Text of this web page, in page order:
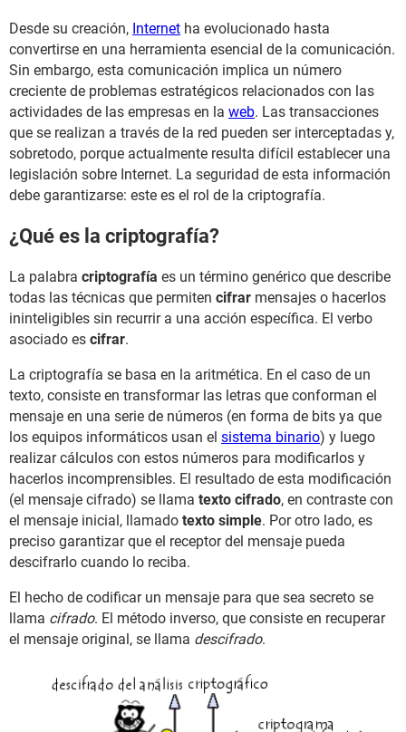
Desde su creación, Internet ha evolucionado hasta
convertirse en una herramienta esencial de la comunicación.
Sin embargo, esta comunicación implica un número
creciente de problemas estratégicos relacionados con las
actividades de las empresas en la web. Las transacciones
que se realizan a través de la red pueden ser interceptadas y,
sobretodo, porque actualmente resulta difícil establecer una
legislación sobre Internet. La seguridad de esta información
debe garantizarse: este es el rol de la criptografía.
¿Qué es la criptografía?
La palabra criptografía es un término genérico que describe
todas las técnicas que permiten cifrar mensajes o hacerlos
ininteligibles sin recurrir a una acción específica. El verbo
asociado es cifrar.
La criptografía se basa en la aritmética. En el caso de un
texto, consiste en transformar las letras que conforman el
mensaje en una serie de números (en forma de bits ya que
los equipos informáticos usan el sistema binario) y luego
realizar cálculos con estos números para modificarlos y
hacerlos incomprensibles. El resultado de esta modificación
(el mensaje cifrado) se llama texto cifrado, en contraste con
el mensaje inicial, llamado texto simple. Por otro lado, es
preciso garantizar que el receptor del mensaje pueda
descifrarlo cuando lo reciba.
El hecho de codificar un mensaje para que sea secreto se
llama cifrado. El método inverso, que consiste en recuperar
el mensaje original, se llama descifrado.